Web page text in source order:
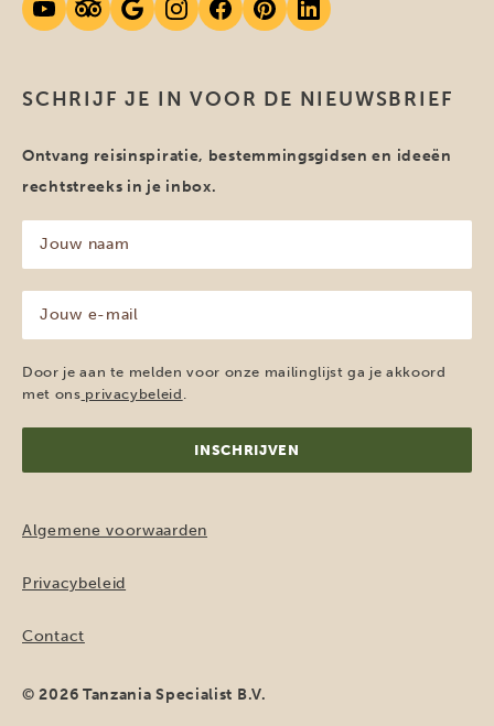
SCHRIJF JE IN VOOR DE NIEUWSBRIEF
Ontvang reisinspiratie, bestemmingsgidsen en ideeën
rechtstreeks in je inbox.
naam
(Vereist)
mailadres
(Vereist)
Door je aan te melden voor onze mailinglijst ga je akkoord
met ons privacybeleid
Algemene voorwaarden
Privacybeleid
Contact
© 2026 Tanzania Specialist B.V.